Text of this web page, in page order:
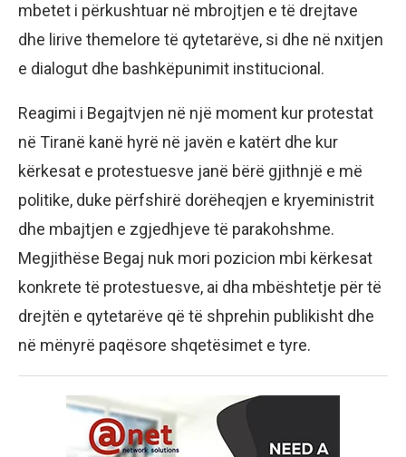
mbetet i përkushtuar në mbrojtjen e të drejtave
dhe lirive themelore të qytetarëve, si dhe në nxitjen
e dialogut dhe bashkëpunimit institucional.
Reagimi i Begajtvjen në një moment kur protestat
në Tiranë kanë hyrë në javën e katërt dhe kur
kërkesat e protestuesve janë bërë gjithnjë e më
politike, duke përfshirë dorëheqjen e kryeministrit
dhe mbajtjen e zgjedhjeve të parakohshme.
Megjithëse Begaj nuk mori pozicion mbi kërkesat
konkrete të protestuesve, ai dha mbështetje për të
drejtën e qytetarëve që të shprehin publikisht dhe
në mënyrë paqësore shqetësimet e tyre.